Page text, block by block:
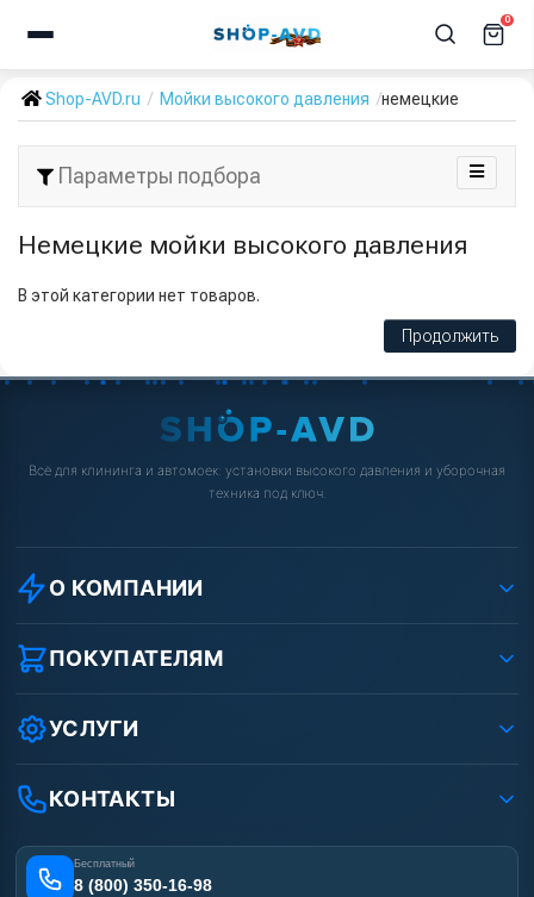
0
Shop-AVD.ru Мойки высокого давления немецкие
Параметры подбора
Немецкие мойки высокого давления
В этой категории нет товаров.
Продолжить
Всё для клининга и автомоек: установки высокого давления и уборочная
техника под ключ.
О КОМПАНИИ
О компании
Реквизиты ООО «Шоп АВД»
Защита данных клиента
Условия соглашения
Вакансии
Статьи
ПОКУПАТЕЛЯМ
Как заказать?
Оплата
Доставка
Лизинг
Получить скидку
УСЛУГИ
Ремонт АВД
Сертификаты
Наши работы
Отзывы наших клиентов
Карта сайта
КОНТАКТЫ
Бесплатный
8 (800) 350-16-98